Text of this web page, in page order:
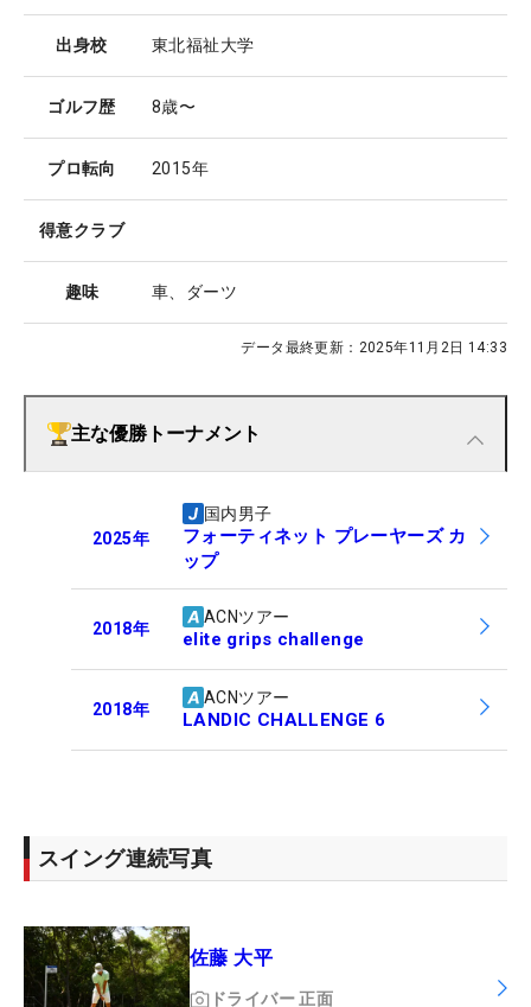
出身校 東北福祉大学
ゴルフ歴 8歳〜
プロ転向 2015年
得意クラブ
趣味 車、ダーツ
データ最終更新： 2025年11月2日 14:33
主な優勝トーナメント
2025年
国内男子
フォーティネット プレーヤーズ カ
ップ
2018年
ACNツアー
elite grips challenge
2018年
ACNツアー
LANDIC CHALLENGE 6
スイング連続写真
佐藤 大平
ドライバー 正面